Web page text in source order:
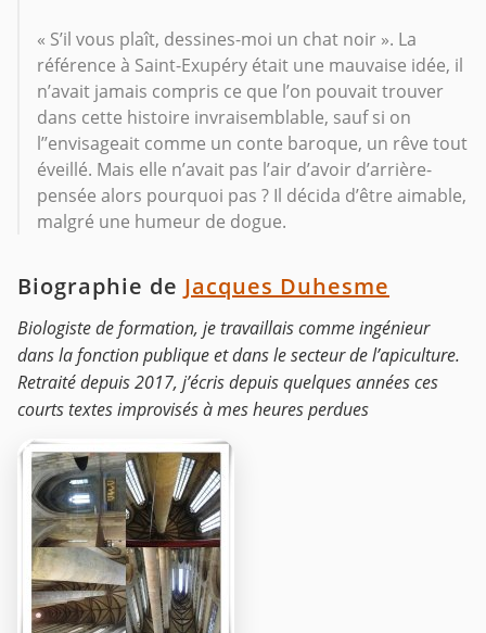
« S’il vous plaît, dessines-moi un chat noir ». La
référence à Saint-Exupéry était une mauvaise idée, il
n’avait jamais compris ce que l’on pouvait trouver
dans cette histoire invraisemblable, sauf si on
l’’envisageait comme un conte baroque, un rêve tout
éveillé. Mais elle n’avait pas l’air d’avoir d’arrière-
pensée alors pourquoi pas ? Il décida d’être aimable,
malgré une humeur de dogue.
Biographie de Jacques Duhesme
Biologiste de formation, je travaillais comme ingénieur
dans la fonction publique et dans le secteur de l’apiculture.
Retraité depuis 2017, j’écris depuis quelques années ces
courts textes improvisés à mes heures perdues